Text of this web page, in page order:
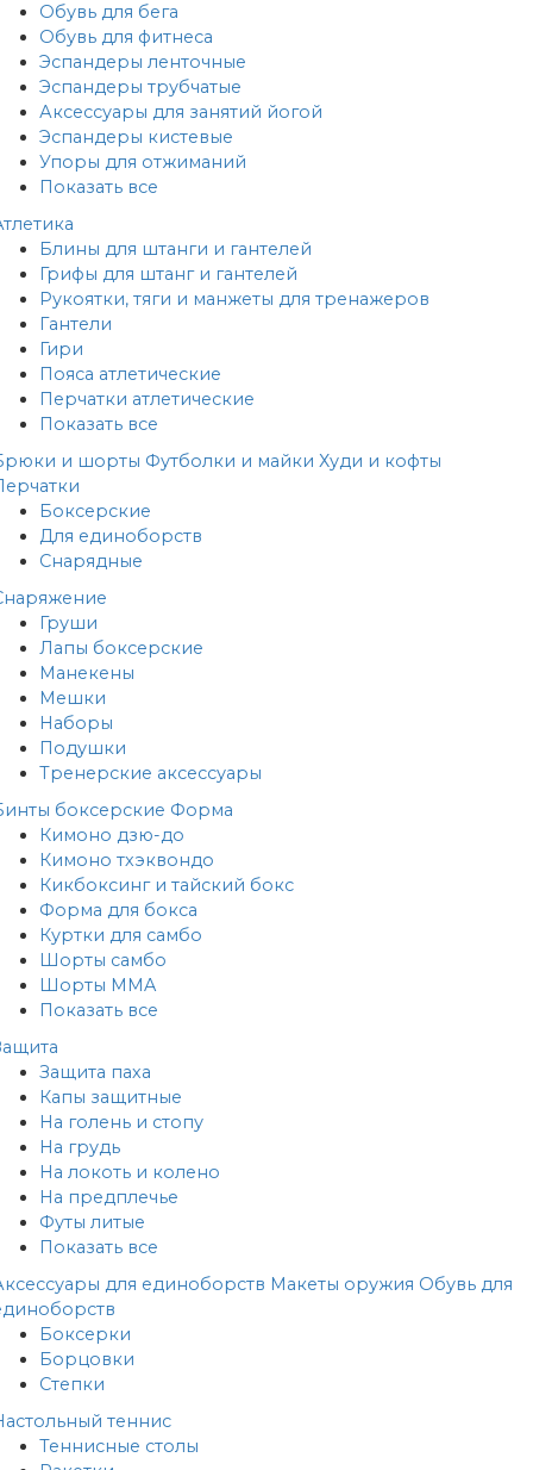
Обувь для бега
Обувь для фитнеса
Эспандеры ленточные
Эспандеры трубчатые
Аксессуары для занятий йогой
Эспандеры кистевые
Упоры для отжиманий
Показать все
Блины для штанги и гантелей
Грифы для штанг и гантелей
Рукоятки, тяги и манжеты для тренажеров
Гантели
Гири
Пояса атлетические
Перчатки атлетические
Показать все
и шорты Футболки и майки Худи и кофты
Боксерские
Для единоборств
Снарядные
Груши
Лапы боксерские
Манекены
Мешки
Наборы
Подушки
Тренерские аксессуары
боксерские Форма
Кимоно дзю-до
Кимоно тхэквондо
Кикбоксинг и тайский бокс
Форма для бокса
Куртки для самбо
Шорты самбо
Шорты MMA
Показать все
Защита паха
Капы защитные
На голень и стопу
На грудь
На локоть и колено
На предплечье
Футы литые
Показать все
для единоборств Макеты оружия Обувь для
Боксерки
Борцовки
Степки
теннис
Теннисные столы